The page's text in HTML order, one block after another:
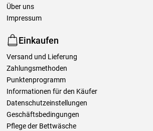
Über uns
Impressum
Einkaufen
Versand und Lieferung
Zahlungsmethoden
Punktenprogramm
Informationen für den Käufer
Datenschutzeinstellungen
Geschäftsbedingungen
Pflege der Bettwäsche